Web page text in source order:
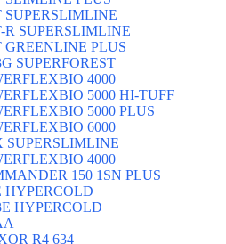
SUPERSLIMLINE
R SUPERSLIMLINE
GREENLINE PLUS
SUPERFOREST
4000
5000 HI-TUFF
5000 PLUS
6000
SUPERSLIMLINE
4000
150 1SN PLUS
HYPERCOLD
HYPERCOLD
R4 634